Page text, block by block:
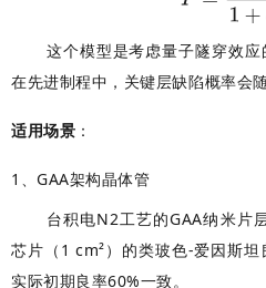
这个模型是考虑量子隧穿效
在先进制程中，关键层缺陷概率会
适用场景 ：
1、GAA架构晶体管
台积电N2工艺的GAA纳米片
芯片（1 cm²）的类玻色-爱因斯坦
实际初期良率60%一致。